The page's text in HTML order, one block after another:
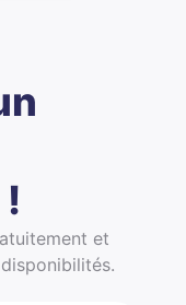
et